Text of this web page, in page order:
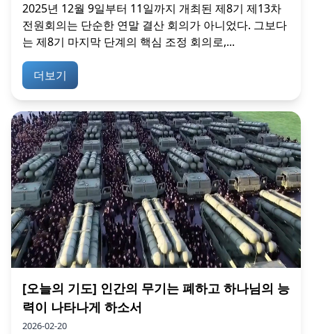
2025년 12월 9일부터 11일까지 개최된 제8기 제13차
전원회의는 단순한 연말 결산 회의가 아니었다. 그보다
는 제8기 마지막 단계의 핵심 조정 회의로,...
더보기
[오늘의 기도] 인간의 무기는 폐하고 하나님의 능
력이 나타나게 하소서
2026-02-20